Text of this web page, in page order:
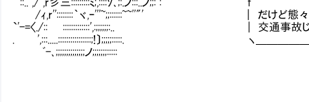
/ｨ,r''::::::::｀ヾ,ｰ'''~;;::::::~~''"' | だけど態々
`'-=〈./:: :::::::::::::',:;;;;;;:.. | 交通事故じゃな
. ',:::.....::::::::::::::::;!〕;;;;;:::::. ヽ＿＿＿＿＿＿＿
ﾞ-､;;;;;;;;;;;;;;ノ;;;;;;;:::::